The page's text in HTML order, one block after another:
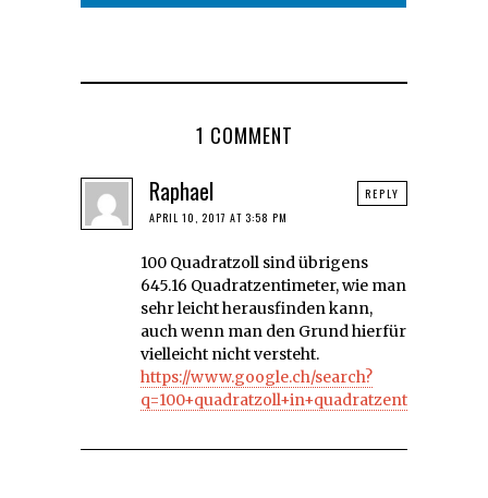
1 COMMENT
Raphael
APRIL 10, 2017 AT 3:58 PM
100 Quadratzoll sind übrigens
645.16 Quadratzentimeter, wie man
sehr leicht herausfinden kann,
auch wenn man den Grund hierfür
vielleicht nicht versteht.
https://www.google.ch/search?
REPLY